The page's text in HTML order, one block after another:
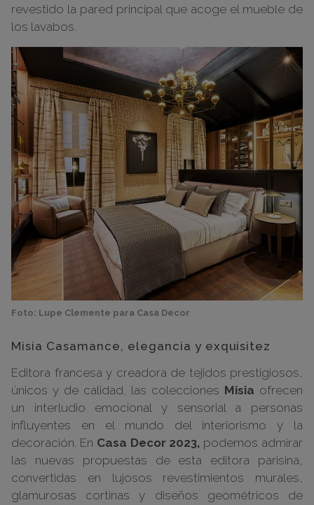
revestido la pared principal que acoge el mueble de
los lavabos.
Foto: Lupe Clemente para Casa Decor
Misia Casamance, elegancia y exquisitez
Editora francesa y creadora de tejidos prestigiosos,
únicos y de calidad, las colecciones Misia ofrecen
un interludio emocional y sensorial a personas
influyentes en el mundo del interiorismo y la
decoración. En Casa Decor 2023, podemos admirar
las nuevas propuestas de esta editora parisina,
convertidas en lujosos revestimientos murales,
glamurosas cortinas y diseños geométricos de